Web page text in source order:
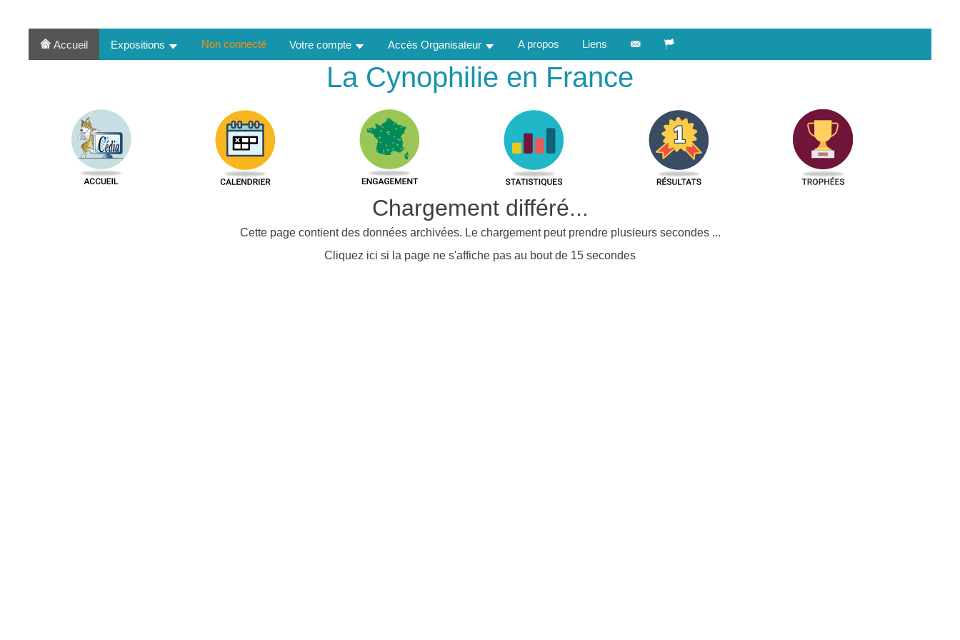
Accueil Expositions Non connecté Votre compte Accès Organisateur A propos Liens
La Cynophilie en France
Chargement différé...
Cette page contient des données archivées. Le chargement peut prendre plusieurs secondes ...
Cliquez ici si la page ne s'affiche pas au bout de 15 secondes